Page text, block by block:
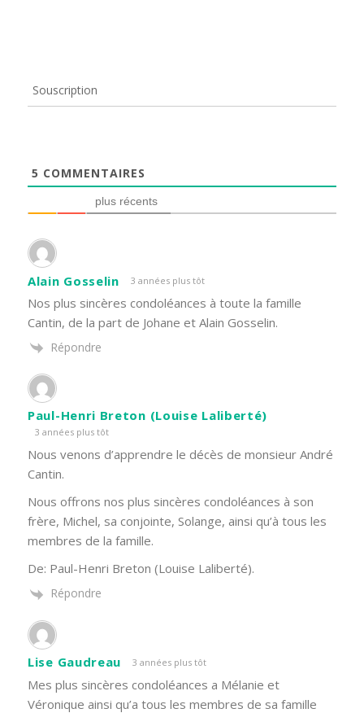
Souscription
5 COMMENTAIRES
plus récents
Alain Gosselin 3 années plus tôt
Nos plus sincères condoléances à toute la famille
Cantin, de la part de Johane et Alain Gosselin.
Répondre
Paul-Henri Breton (Louise Laliberté)
3 années plus tôt
Nous venons d’apprendre le décès de monsieur André
Cantin.
Nous offrons nos plus sincères condoléances à son
frère, Michel, sa conjointe, Solange, ainsi qu’à tous les
membres de la famille.
De: Paul-Henri Breton (Louise Laliberté).
Répondre
Lise Gaudreau 3 années plus tôt
Mes plus sincères condoléances a Mélanie et
Véronique ainsi qu’a tous les membres de sa famille